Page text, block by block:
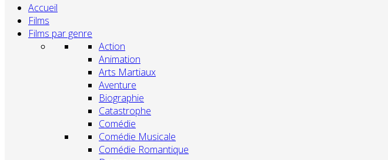
Accueil
Films
Films par genre
Action
Animation
Arts Martiaux
Aventure
Biographie
Catastrophe
Comédie
Comédie Musicale
Comédie Romantique